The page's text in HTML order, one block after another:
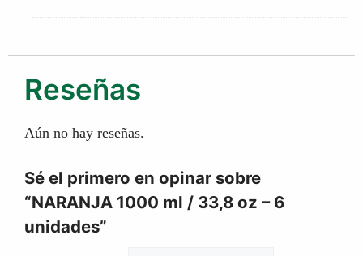
Reseñas
Aún no hay reseñas.
Sé el primero en opinar sobre
“NARANJA 1000 ml / 33,8 oz – 6
unidades”